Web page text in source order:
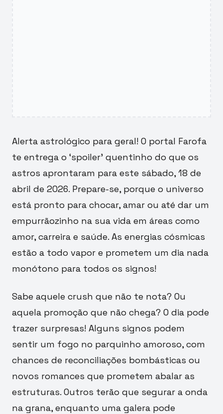
Alerta astrológico para geral! O portal Farofa
te entrega o ‘spoiler’ quentinho do que os
astros aprontaram para este sábado, 18 de
abril de 2026. Prepare-se, porque o universo
está pronto para chocar, amar ou até dar um
empurrãozinho na sua vida em áreas como
amor, carreira e saúde. As energias cósmicas
estão a todo vapor e prometem um dia nada
monótono para todos os signos!
Sabe aquele crush que não te nota? Ou
aquela promoção que não chega? O dia pode
trazer surpresas! Alguns signos podem
sentir um fogo no parquinho amoroso, com
chances de reconciliações bombásticas ou
novos romances que prometem abalar as
estruturas. Outros terão que segurar a onda
na grana, enquanto uma galera pode